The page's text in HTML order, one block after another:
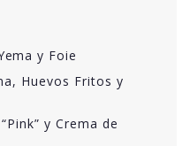
y Foie
Huevos Fritos y
y Crema de